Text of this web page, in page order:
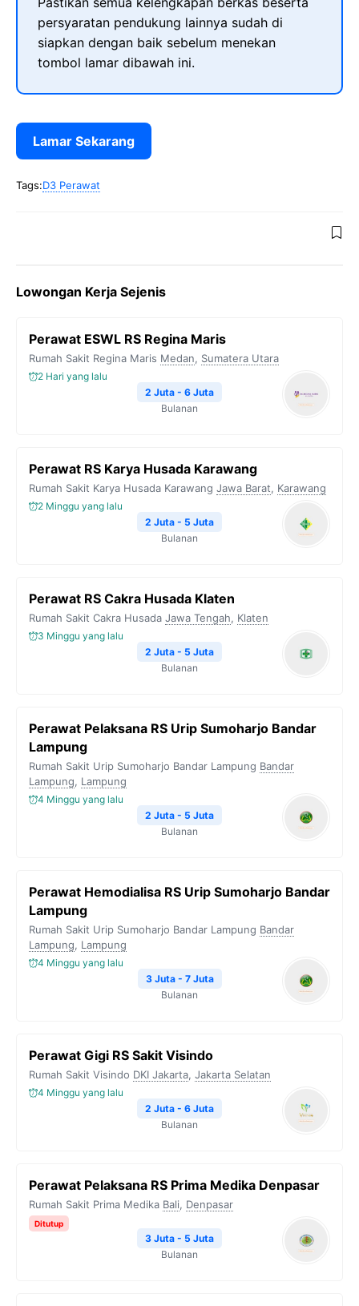
persyaratan pendukung lainnya sudah di
siapkan dengan baik sebelum menekan
tombol lamar dibawah ini.
Lamar Sekarang
Tags:D3 Perawat
Lowongan Kerja Sejenis
Perawat ESWL RS Regina Maris
Rumah Sakit Regina Maris Medan, Sumatera Utara
2 Hari yang lalu
2 Juta - 6 Juta
Bulanan
Perawat RS Karya Husada Karawang
Rumah Sakit Karya Husada Karawang Jawa Barat, Karawang
2 Minggu yang lalu
2 Juta - 5 Juta
Bulanan
Perawat RS Cakra Husada Klaten
Rumah Sakit Cakra Husada Jawa Tengah, Klaten
3 Minggu yang lalu
2 Juta - 5 Juta
Bulanan
Perawat Pelaksana RS Urip Sumoharjo Bandar
Lampung
Rumah Sakit Urip Sumoharjo Bandar Lampung Bandar
Lampung, Lampung
4 Minggu yang lalu
2 Juta - 5 Juta
Bulanan
Perawat Hemodialisa RS Urip Sumoharjo Bandar
Lampung
Rumah Sakit Urip Sumoharjo Bandar Lampung Bandar
Lampung, Lampung
4 Minggu yang lalu
3 Juta - 7 Juta
Bulanan
Perawat Gigi RS Sakit Visindo
Rumah Sakit Visindo DKI Jakarta, Jakarta Selatan
4 Minggu yang lalu
2 Juta - 6 Juta
Bulanan
Perawat Pelaksana RS Prima Medika Denpasar
Rumah Sakit Prima Medika Bali, Denpasar
Ditutup
3 Juta - 5 Juta
Bulanan